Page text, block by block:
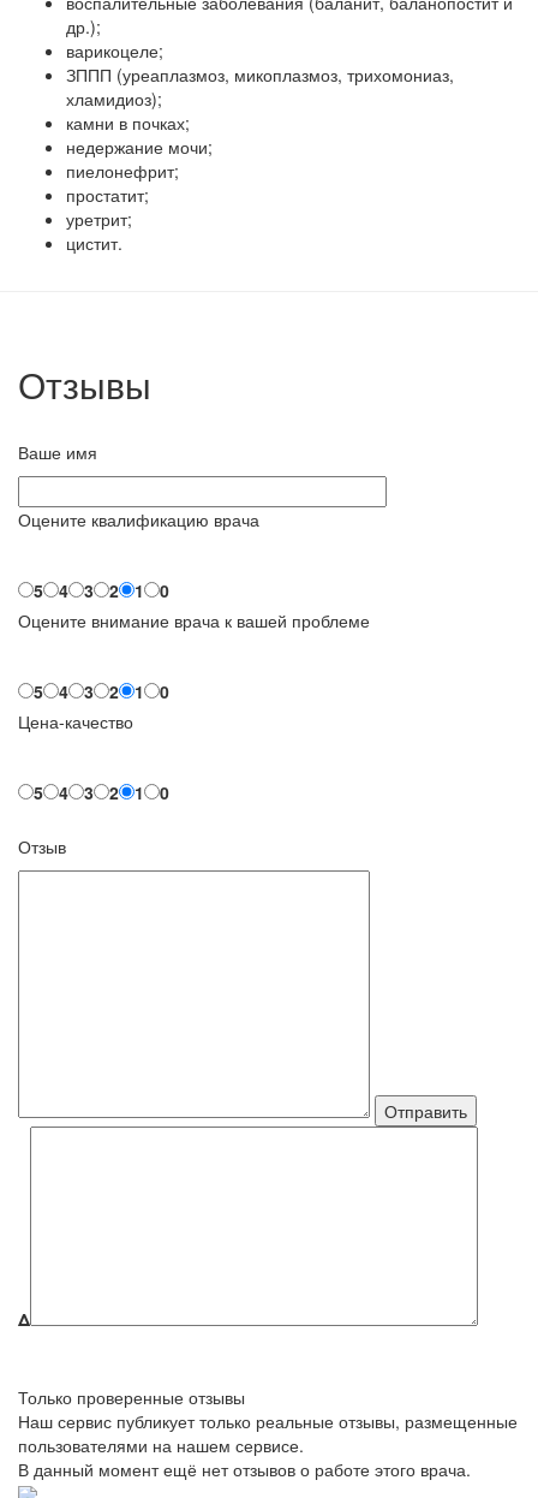
др.);
варикоцеле;
ЗППП (уреаплазмоз, микоплазмоз, трихомониаз,
хламидиоз);
камни в почках;
недержание мочи;
пиелонефрит;
простатит;
уретрит;
цистит.
Отзывы
Ваше имя
Оцените квалификацию врача
5 4 3 2 1
0
Оцените внимание врача к вашей проблеме
5 4 3 2 1
0
Цена-качество
5 4 3 2 1 0
Отзыв
Δ
Только проверенные отзывы
Наш сервис публикует только реальные отзывы, размещенные
пользователями на нашем сервисе.
В данный момент ещё нет отзывов о работе этого врача.